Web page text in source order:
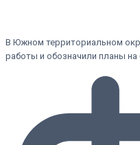
В Южном территориальном
работы и обозначили планы